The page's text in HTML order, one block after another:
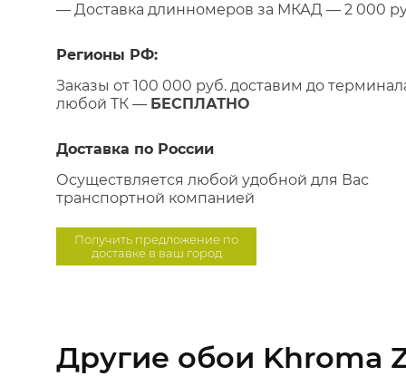
— Доставка длинномеров за МКАД — 2 000
Регионы РФ:
Заказы от 100 000 руб. доставим до
любой ТК — БЕСПЛАТНО
Доставка по России
Осуществляется любой удобной для Вас
транспортной компанией
Получить предложение по
доставке в ваш город
Другие обои Khroma